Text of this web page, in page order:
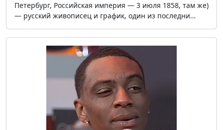
Петербург, Российская империя — 3 июля 1858, там же)
— русский живописец и график, один из последни…